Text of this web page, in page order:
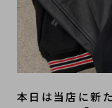
本日は当店に新